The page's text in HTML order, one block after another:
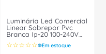
Luminária Led Comercial
Linear Sobrepor Pvc
Branca Ip-20 100-240V
6500K 36W 15000h 2340
Lumens SuperLed Slim
☆☆☆☆☆ Em estoque